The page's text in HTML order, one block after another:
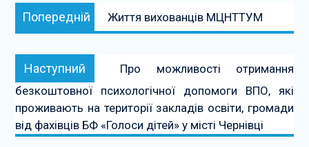
записів
Попередній Попередній:
Життя вихованців МЦНТТУМ
Наступний Наступний:
Про можливості отримання
безкоштовної психологічної допомоги ВПО, які
проживають на території закладів освіти, громади
від фахівців БФ «Голоси дітей» у місті Чернівці